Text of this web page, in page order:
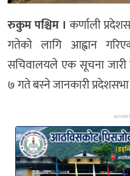
रुकुम पश्चिम । कर्णाली
गतेको लागि आह्वान
सचिवालयले एक सूचना जारी
७ गते बस्ने जानकारी